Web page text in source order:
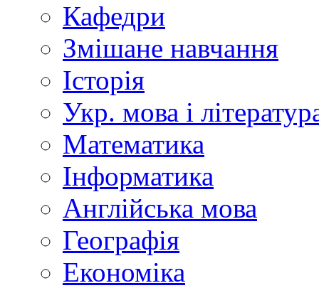
Кафедри
Змішане навчання
Історія
Укр. мова і
Математика
Інформатика
Англійська мова
Географія
Економіка